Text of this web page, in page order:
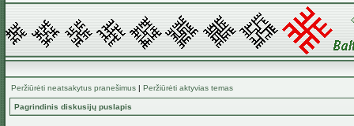
Peržiūrėti neatsakytus pranešimus | Peržiūrėti aktyvias temas
Pagrindinis diskusijų puslapis